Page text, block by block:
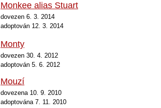
Monkee alias Stuart
dovezen 6. 3. 2014
adoptován 12. 3. 2014
Monty
dovezen 30. 4. 2012
adoptován 5. 6. 2012
Mouzí
dovezena 10. 9. 2010
adoptována 7. 11. 2010